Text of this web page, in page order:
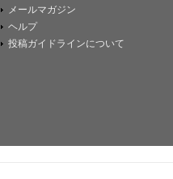
メールマガジン
ヘルプ
投稿ガイドラインについて